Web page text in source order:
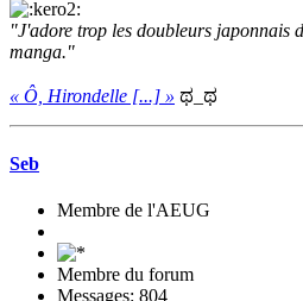
"J'adore trop les doubleurs japonnais
manga."
« Ô, Hirondelle [...] » ಥ_ಥ
Seb
Membre de l'AEUG
Membre du forum
Messages: 804